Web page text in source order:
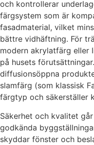
och kontrollerar
färgsystem som är
fasadmaterial, vilket
bättre vidhäftning. För
modern akrylatfärg eller
på husets
diffusionsöppna
slamfärg (som klassisk
färgtyp och säkerställer
Säkerhet och kvalitet
godkända
skyddar fönster och